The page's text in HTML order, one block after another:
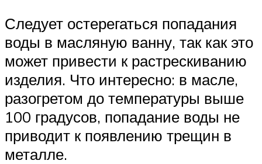
Следует остерегаться попадания
воды в масляную ванну, так как это
может привести к растрескиванию
изделия. Что интересно: в масле,
разогретом до температуры выше
100 градусов, попадание воды не
приводит к появлению трещин в
металле.